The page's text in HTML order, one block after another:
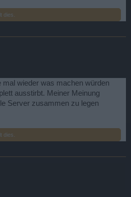
dies.
wieder was machen würden
ausstirbt. Meiner Meinung
Server zusammen zu legen
dies.